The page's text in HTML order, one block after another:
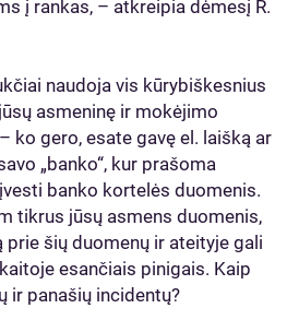
į rankas, – atkreipia dėmesį R.
naudoja vis kūrybiškesnius
asmeninę ir mokėjimo
ko gero, esate gavę el. laišką ar
„banko“, kur prašoma
banko kortelės duomenis.
tikrus jūsų asmens duomenis,
prie šių duomenų ir ateityje gali
esančiais pinigais. Kaip
ir panašių incidentų?